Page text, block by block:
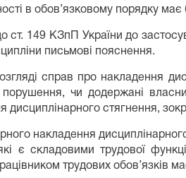
в обов’язковому порядку
ст. 149 КЗпП України до
письмові пояснення.
справ про накладення
порушення, чи додержані
дисциплінарного стягнення,
накладення
які є складовими трудової
трудових обов’язків